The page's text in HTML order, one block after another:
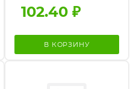
102.40₽
В КОРЗИНУ